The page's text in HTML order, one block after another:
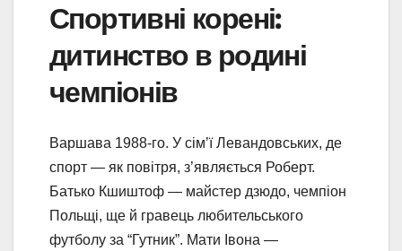
Спортивні корені:
дитинство в родині
чемпіонів
Варшава 1988-го. У сім’ї Левандовських, де
спорт — як повітря, з’являється Роберт.
Батько Кшиштоф — майстер дзюдо, чемпіон
Польщі, ще й гравець любительського
футболу за “Гутник”. Мати Івона —